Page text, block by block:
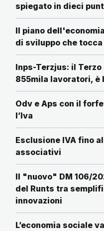
spiegato in dieci
Il piano
di sviluppo che
Inps-Terzjus: il
855mila lavoratori, è
Odv e Aps con il
l’Iva
Esclusione IVA fino
associativi
Il "nuovo" DM 106/
del Runts tra
innovazioni
L’economia sociale